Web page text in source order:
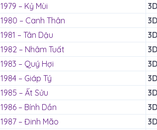
1979 – Kỷ Mùi
1980 – Canh Thân
1981 – Tân Dậu
1982 – Nhâm Tuất
1983 – Quý Hợi
1984 – Giáp Tý
1985 – Ất Sửu
1986 – Bính Dần
1987 – Đinh Mão